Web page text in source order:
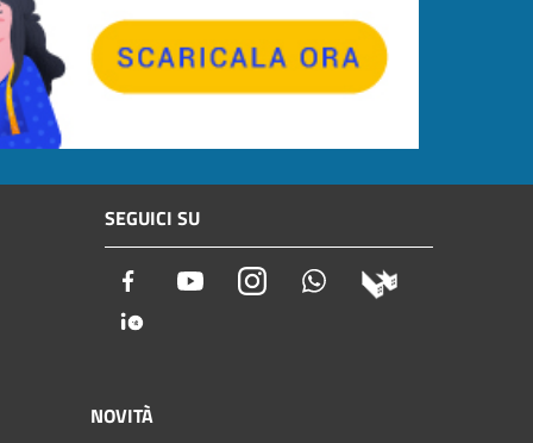
SEGUICI SU
Facebook YoutubeInstagramWhatsapp
NOVITÀ